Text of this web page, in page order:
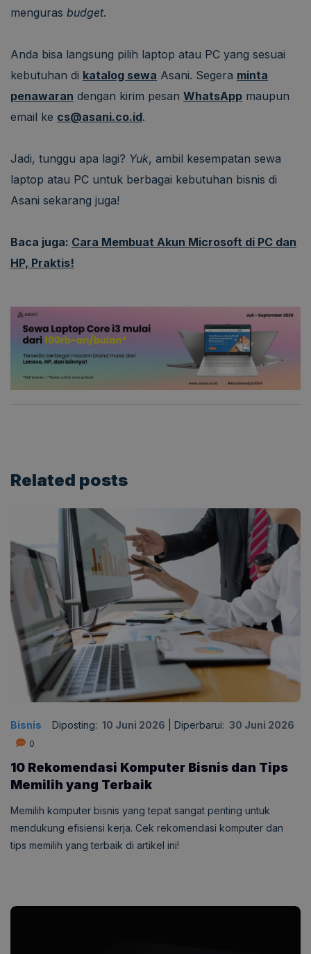
menguras budget.
Anda bisa langsung pilih laptop atau PC yang sesuai
kebutuhan di katalog sewa Asani. Segera minta
penawaran dengan kirim pesan WhatsApp maupun
email ke cs@asani.co.id.
Jadi, tunggu apa lagi? Yuk, ambil kesempatan sewa
laptop atau PC untuk berbagai kebutuhan bisnis di
Asani sekarang juga!
Baca juga: Cara Membuat Akun Microsoft di PC dan
HP, Praktis!
Related posts
Bisnis Diposting: 10 Juni 2026 Diperbarui: 30 Juni 2026
0
10 Rekomendasi Komputer Bisnis dan Tips
Memilih yang Terbaik
Memilih komputer bisnis yang tepat sangat penting untuk
mendukung efisiensi kerja. Cek rekomendasi komputer dan
tips memilih yang terbaik di artikel ini!